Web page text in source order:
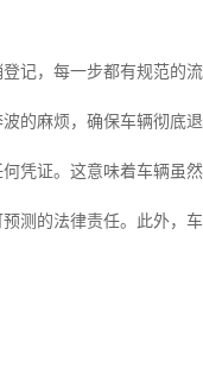
记，每一步都有规范的
的麻烦，确保车辆彻底退
凭证。这意味着车辆虽
测的法律责任。此外，